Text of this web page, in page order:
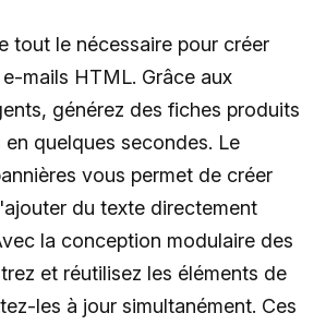
tout le nécessaire pour créer
mails HTML. Grâce aux
générez des fiches produits
en quelques secondes. Le
vous permet de créer
du texte directement
la conception modulaire des
et réutilisez les éléments de
les à jour simultanément. Ces